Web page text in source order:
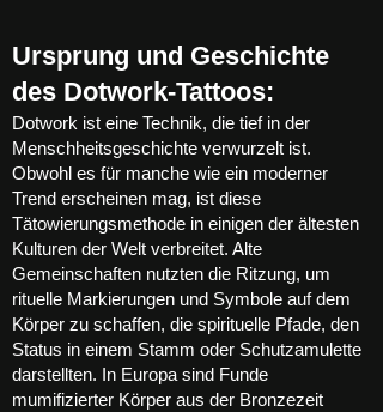
Ursprung und Geschichte
des Dotwork-Tattoos:
Dotwork ist eine Technik, die tief in der
Menschheitsgeschichte verwurzelt ist.
Obwohl es für manche wie ein moderner
Trend erscheinen mag, ist diese
Tätowierungsmethode in einigen der ältesten
Kulturen der Welt verbreitet. Alte
Gemeinschaften nutzten die Ritzung, um
rituelle Markierungen und Symbole auf dem
Körper zu schaffen, die spirituelle Pfade, den
Status in einem Stamm oder Schutzamulette
darstellten. In Europa sind Funde
mumifizierter Körper aus der Bronzezeit